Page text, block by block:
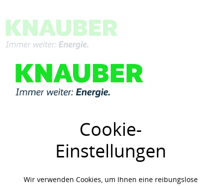
Cookie-
Einstellungen
Wir verwenden Cookies, um Ihnen eine reibungslose
Menü
Übersicht Kältemaschinenöle